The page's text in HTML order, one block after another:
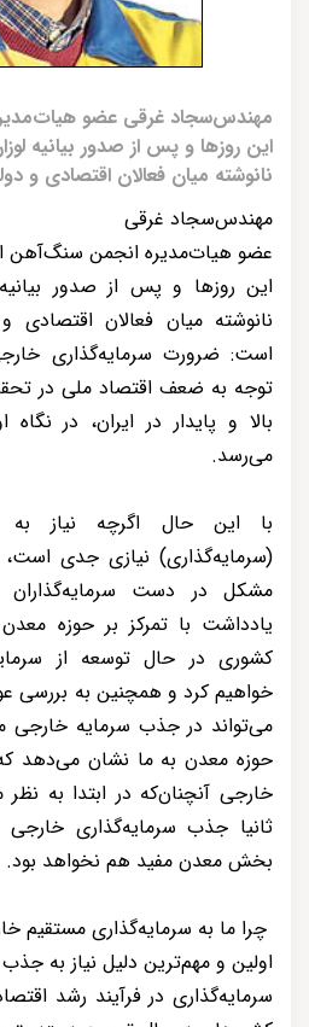
مهندس‌سجاد غرقی عضو
این روزها و پس از صدور بیانیه
نانوشته میان فعالان اقتصادی و
مهندس‌سجاد غرقی
عضو هیات‌مدیره انجمن سنگ‌آهن
این روزها و پس از صدور
نانوشته میان فعالان اقتصادی و
است: ضرورت سرمایه‌گذاری
توجه به ضعف اقتصاد ملی در
بالا و پایدار در ایران، در نگاه
می‌رسد.
با این حال اگرچه نیاز
(سرمایه‌گذاری) نیازی جدی است،
مشکل در دست
یادداشت با تمرکز بر حوزه
کشوری در حال توسعه از
خواهیم کرد و همچنین به بررسی
می‌تواند در جذب سرمایه
حوزه معدن به ما نشان می‌دهد
خارجی آنچنان‌که در ابتدا به
ثانیا جذب سرمایه‌گذاری
بخش معدن مفید هم نخواهد بود.
چرا ما به سرمایه‌گذاری مستقیم
اولین و مهم‌ترین دلیل نیاز به
سرمایه‌گذاری در فرآیند رشد